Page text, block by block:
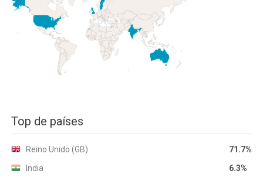
Top de países
Reino Unido (GB)
71.7%
India
6.3%